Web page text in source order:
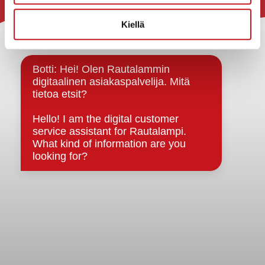
Kiellä
Rautalammin kunta
Kuntainfo
Strategiat, ohjelmat, ohjeet, suunnitelmat, säännöt ja
sopimukset
Asiakirjajulkisuuskuvaus
Evästeet
Saavutettavuusseloste
Tietosuoja
Tietosuojaselosteet